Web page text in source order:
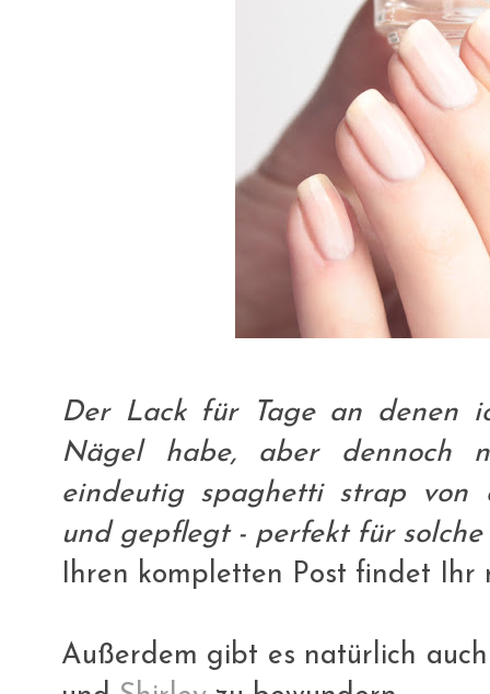
Der Lack für Tage an denen
Nägel habe, aber dennoch
eindeutig spaghetti strap von
und gepflegt - perfekt für solche
Ihren kompletten Post findet
Außerdem gibt es natürlich